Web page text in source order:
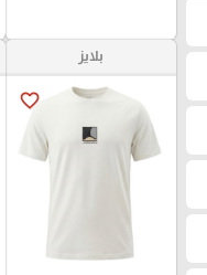
بلايز
favorite_border